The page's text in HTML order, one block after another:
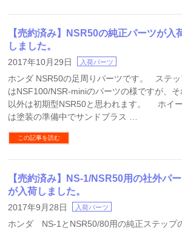
【売約済み】NSR50の純正パーツが入
しました。
2017年10月29日 入荷パーツ
ホンダ NSR50の足周りパーツです。 ステ
はNSF100/NSR-miniのパーツの様ですが、そ
以外は初期型NSR50と思われます。 ホイ
は塗装の準備中でサンドブラス …
この記事を読む
【売約済み】NS-1/NSR50用の社外パ
が入荷しました。
2017年9月28日 入荷パーツ
ホンダ NS-1とNSR50/80用の純正ステップ